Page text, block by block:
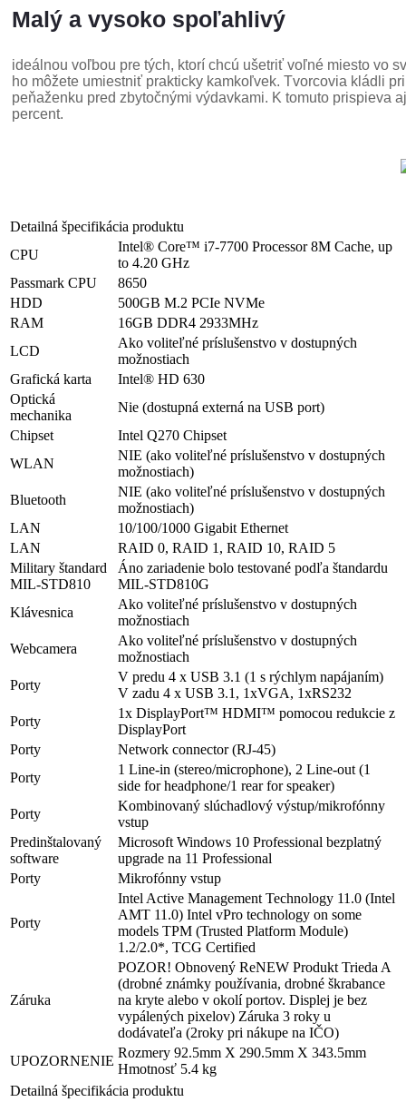
Malý a vysoko spoľahlivý
ideálnou voľbou pre tých, ktorí chcú ušetriť voľné miesto vo
ho môžete umiestniť prakticky kamkoľvek. Tvorcovia kládli
peňaženku pred zbytočnými výdavkami. K tomuto prispieva
percent.
Detailná špecifikácia produktu
CPU
Intel® Core™ i7-7700 Processor 8M Cache, up
to 4.20 GHz
Passmark CPU
8650
HDD
500GB M.2 PCIe NVMe
RAM
16GB DDR4 2933MHz
LCD
Ako voliteľné príslušenstvo v dostupných
možnostiach
Grafická karta
Intel® HD 630
Optická
mechanika
Nie (dostupná externá na USB port)
Chipset
Intel Q270 Chipset
WLAN
NIE (ako voliteľné príslušenstvo v dostupných
možnostiach)
Bluetooth
NIE (ako voliteľné príslušenstvo v dostupných
možnostiach)
LAN
10/100/1000 Gigabit Ethernet
LAN
RAID 0, RAID 1, RAID 10, RAID 5
Military štandard
MIL-STD810
Áno zariadenie bolo testované podľa štandardu
MIL-STD810G
Klávesnica
Ako voliteľné príslušenstvo v dostupných
možnostiach
Webcamera
Ako voliteľné príslušenstvo v dostupných
možnostiach
Porty
V predu 4 x USB 3.1 (1 s rýchlym napájaním)
V zadu 4 x USB 3.1, 1xVGA, 1xRS232
Porty
1x DisplayPort™ HDMI™ pomocou redukcie z
DisplayPort
Porty
Network connector (RJ-45)
Porty
1 Line-in (stereo/microphone), 2 Line-out (1
side for headphone/1 rear for speaker)
Porty
Kombinovaný slúchadlový výstup/mikrofónny
vstup
Predinštalovaný
software
Microsoft Windows 10 Professional bezplatný
upgrade na 11 Professional
Porty
Mikrofónny vstup
Porty
Intel Active Management Technology 11.0 (Intel
AMT 11.0) Intel vPro technology on some
models TPM (Trusted Platform Module)
1.2/2.0*, TCG Certified
Záruka
POZOR! Obnovený ReNEW Produkt Trieda A
(drobné známky používania, drobné škrabance
na kryte alebo v okolí portov. Displej je bez
vypálených pixelov) Záruka 3 roky u
dodávateľa (2roky pri nákupe na IČO)
UPOZORNENIE
Rozmery 92.5mm X 290.5mm X 343.5mm
Hmotnosť 5.4 kg
Detailná špecifikácia produktu